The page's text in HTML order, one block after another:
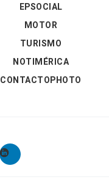
EPSOCIAL
MOTOR
TURISMO
NOTIMÉRICA
CONTACTOPHOTO